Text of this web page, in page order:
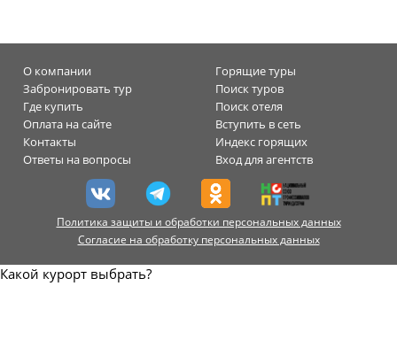
О компании
Горящие туры
Забронировать тур
Поиск туров
Где купить
Поиск отеля
Оплата на сайте
Вступить в сеть
Контакты
Индекс горящих
Ответы на вопросы
Вход для агентств
Политика защиты и обработки персональных данных
Согласие на обработку персональных данных
Какой курорт выбрать?